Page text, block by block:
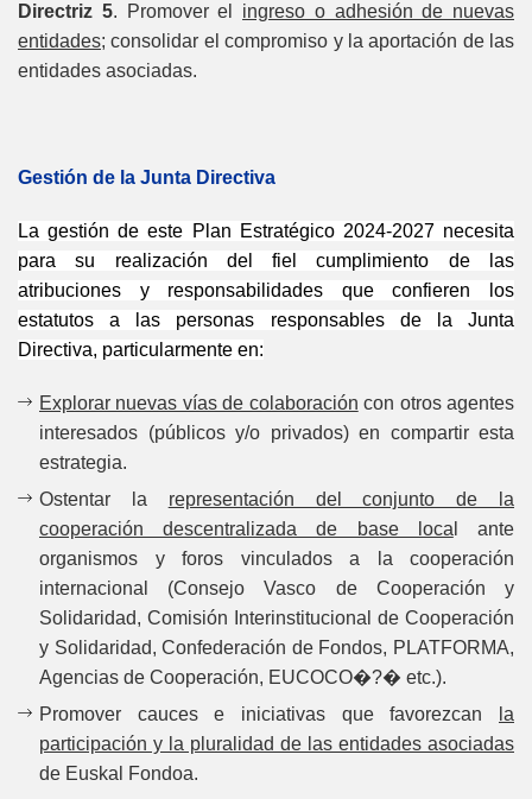
Directriz 5. Promover el ingreso o adhesión de nuevas
entidades; consolidar el compromiso y la aportación de las
entidades asociadas.
Gestión de la Junta Directiva
La gestión de este Plan Estratégico 2024-2027 necesita
para su realización del fiel cumplimiento de las
atribuciones y responsabilidades que confieren los
estatutos a las personas responsables de la Junta
Directiva, particularmente en:
Explorar nuevas vías de colaboración con otros agentes
interesados (públicos y/o privados) en compartir esta
estrategia.
Ostentar la representación del conjunto de la
cooperación descentralizada de base loca l ante
organismos y foros vinculados a la cooperación
internacional (Consejo Vasco de Cooperación y
Solidaridad, Comisión Interinstitucional de Cooperación
y Solidaridad, Confederación de Fondos, PLATFORMA,
Agencias de Cooperación, EUCOCO�?� etc.).
Promover cauces e iniciativas que favorezcan
la
participación y la pluralidad de las entidades asociadas
de Euskal Fondoa.